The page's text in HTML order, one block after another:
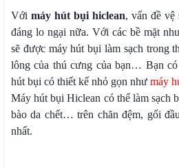
Với máy hút bụi hiclean, vấn đề vệ
đáng lo ngại nữa. Với các bề mặt
sẽ được máy hút bụi làm sạch trong
lông của thú cưng của bạn… Bạn
hút bụi có thiết kế nhỏ gọn như máy
Máy hút bụi Hiclean có thể làm sạch
bào da chết… trên chăn đệm, gối
nhất.